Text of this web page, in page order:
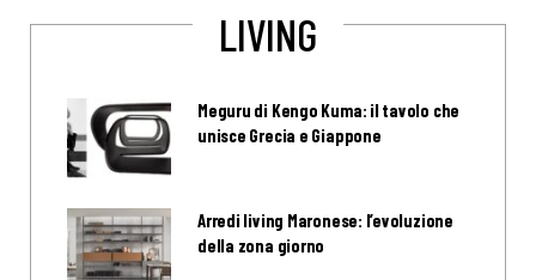
LIVING
Meguru di Kengo Kuma: il tavolo che
unisce Grecia e Giappone
Arredi living Maronese: l’evoluzione
della zona giorno